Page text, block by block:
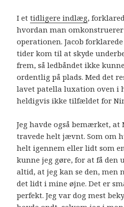
I ettidligere indlæg,
hvordan man
operationen. Jacob
tider kom til at skyde
frem, så ledbåndet ikke
ordentlig på plads. Med det
lavet patella luxation oven i
heldigvis ikke tilfældet for
Jeg havde også bemærket,
travede helt jævnt. Som om
helt igennem eller lidt som
kunne jeg gøre, for at få den
altid, at jeg kan se den, men
det lidt i mine øjne. Det er
perfekt. Jeg var dog mest